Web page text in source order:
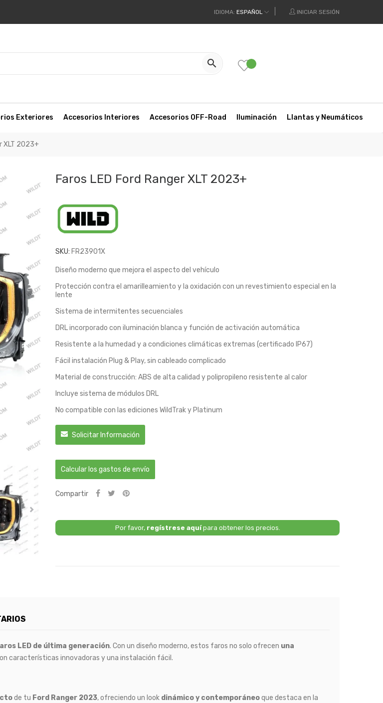
IDIOMA: ESPAÑOL INICIAR SESIÓN

Exteriores Accesorios Interiores Accesorios OFF-Road Iluminación Llantas y Neumáticos
XLT 2023+
Faros LED Ford Ranger XLT 2023+
SKU: FR23901X
Diseño moderno que mejora el aspecto del vehículo
Protección contra el amarilleamiento y la oxidación con un revestimiento especial en la
lente
Sistema de intermitentes secuenciales
DRL incorporado con iluminación blanca y función de activación automática
Resistente a la humedad y a condiciones climáticas extremas (certificado IP67)
Fácil instalación Plug & Play, sin cableado complicado
Material de construcción: ABS de alta calidad y polipropileno resistente al calor
Incluye sistema de módulos DRL
No compatible con las ediciones WildTrak y Platinum
Solicitar Información
Calcular los gastos de envío
Compartir
Por favor, regístrese aquípara obtener los precios.
LED de última generación. Con un diseño moderno, estos faros no solo ofrecen una
características innovadoras y una instalación fácil.
de tu Ford Ranger 2023, ofreciendo un look dinámico y contemporáneoque destaca en la